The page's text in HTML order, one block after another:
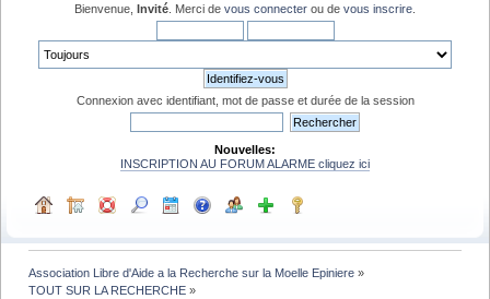
Bienvenue, Invité . Merci de vous connecter ou de vous inscrire
Connexion avec identifiant, mot de passe et durée de la session
Nouvelles:
INSCRIPTION AU FORUM ALARME cliquez ici
Association Libre d'Aide a la Recherche sur la Moelle Epiniere »
TOUT SUR LA RECHERCHE »